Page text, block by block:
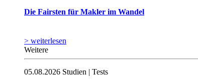
Die Fairsten für Makler im Wandel
> weiterlesen
Weitere
05.08.2026 Studien | Tests